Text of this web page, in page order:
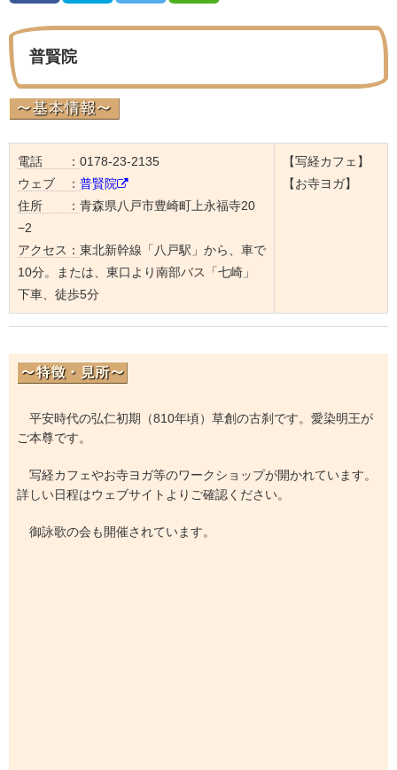
普賢院
電話 ： 0178-23-2135
ウェブ ： 普賢院
住所 ： 青森県八戸市豊崎町上永福寺20
−2
アクセス： 東北新幹線「八戸駅」から、車で
10分。または、東口より南部バス「七崎」
下車、徒歩5分
【写経カフェ】
【お寺ヨガ】
平安時代の弘仁初期（810年頃）草創の古刹です。愛染明王が
ご本尊です。
写経カフェやお寺ヨガ等のワークショップが開かれています。
詳しい日程はウェブサイトよりご確認ください。
御詠歌の会も開催されています。